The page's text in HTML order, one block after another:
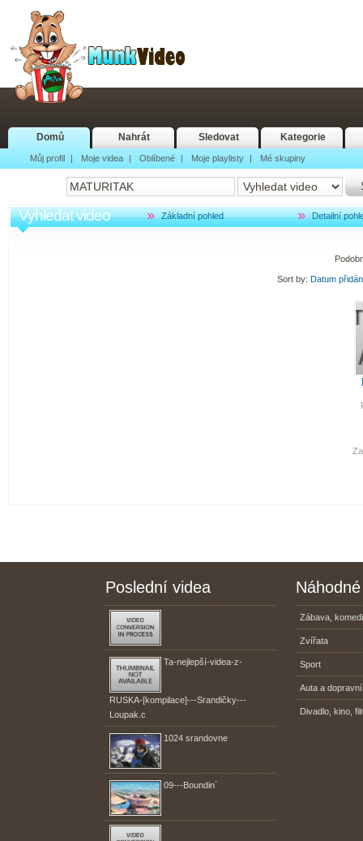
Domů Nahrát Sledovat Kategorie
Můj profil | Moje videa | Oblíbené | Moje playlisty | Mé skupiny
Vyhledat video Základní pohled Detailní
Sort by: Datum
Poslední videa
Ta-nejlepší-videa-z-
RUSKA-[kompilace]---Srandičky---
Loupak.c
1024 srandovne
09---Boundin´
Zábava,
Zvířata
Sport
Auta a
Divadlo, kino,